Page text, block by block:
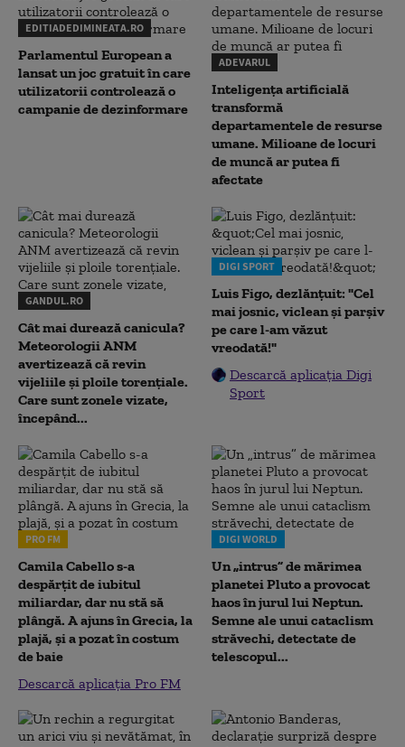
EDITIADEDIMINEATA.RO
Parlamentul European a
lansat un joc gratuit în care
utilizatorii controlează o
campanie de dezinformare
ADEVARUL
Inteligența artificială
transformă
departamentele de resurse
umane. Milioane de locuri
de muncă ar putea fi
afectate
GANDUL.RO
Cât mai durează canicula?
Meteorologii ANM
avertizează că revin
vijeliile și ploile torențiale.
Care sunt zonele vizate,
începând...
DIGI SPORT
Luis Figo, dezlănțuit: "Cel
mai josnic, viclean și parșiv
pe care l-am văzut
vreodată!"
Descarcă aplicația Digi
Sport
PRO FM
Camila Cabello s-a
despărțit de iubitul
miliardar, dar nu stă să
plângă. A ajuns în Grecia, la
plajă, și a pozat în costum
de baie
Descarcă aplicația Pro FM
DIGI WORLD
Un „intrus” de mărimea
planetei Pluto a provocat
haos în jurul lui Neptun.
Semne ale unui cataclism
străvechi, detectate de
telescopul...